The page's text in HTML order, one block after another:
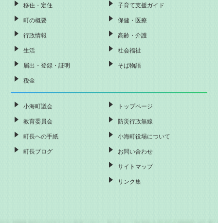
移住・定住
町の概要
行政情報
生活
届出・登録・証明
税金
子育て支援ガイド
保健・医療
高齢・介護
社会福祉
そば物語
小海町議会
教育委員会
町長への手紙
町長ブログ
トップページ
防災行政無線
小海町役場について
お問い合わせ
サイトマップ
リンク集